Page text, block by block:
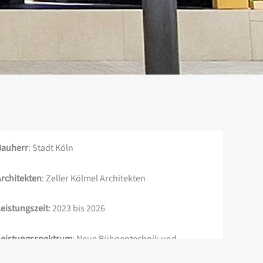
: Stadt Köln
: Zeller Kölmel Architekten
: 2023 bis 2026
: Neue Bühnentechnik und